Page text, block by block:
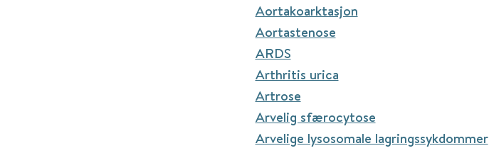
Aortakoarktasjon
Aortastenose
ARDS
Arthritis urica
Artrose
Arvelig sfærocytose
Arvelige lysosomale lagringssykdommer